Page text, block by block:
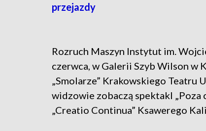
przejazdy
Rozruch Maszyn Instytut im.
czerwca, w Galerii Szyb Wilson w
„Smolarze” Krakowskiego Teatru
widzowie zobaczą spektakl
„Creatio Continua” Ksawerego